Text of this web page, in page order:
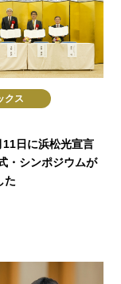
クス
日に浜松光宣言
・シンポジウムが
た